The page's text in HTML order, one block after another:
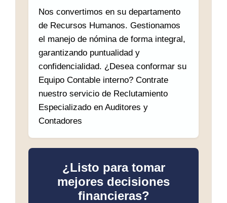
Nos convertimos en su departamento
de Recursos Humanos. Gestionamos
el manejo de nómina de forma integral,
garantizando puntualidad y
confidencialidad. ¿Desea conformar su
Equipo Contable interno? Contrate
nuestro servicio de Reclutamiento
Especializado en Auditores y
Contadores
¿Listo para tomar
mejores decisiones
financieras?